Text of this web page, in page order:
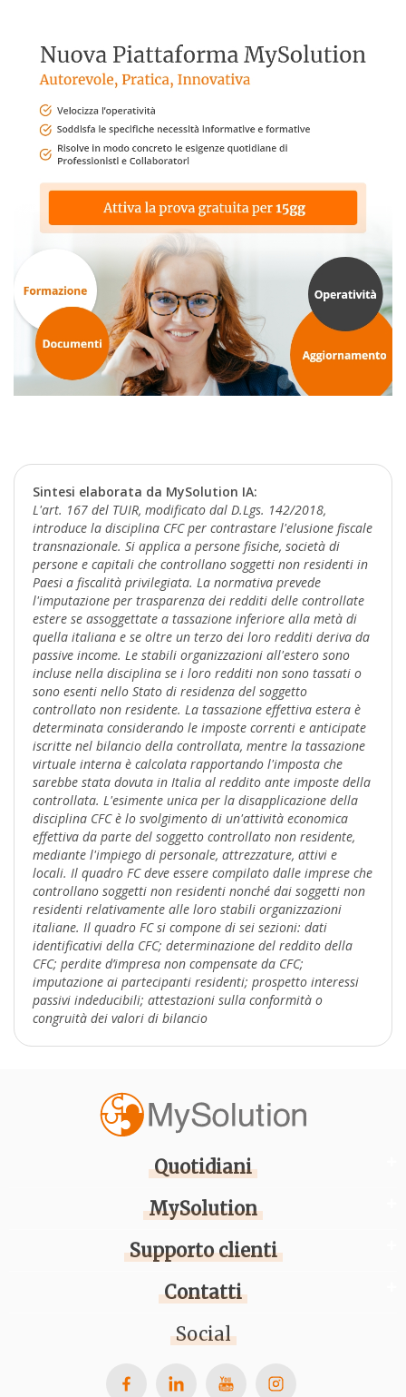
Sintesi elaborata da MySolution IA:
L'art. 167 del TUIR, modificato dal D.Lgs. 142/2018,
introduce la disciplina CFC per contrastare l'elusione fiscale
transnazionale. Si applica a persone fisiche, società di
persone e capitali che controllano soggetti non residenti in
Paesi a fiscalità privilegiata. La normativa prevede
l'imputazione per trasparenza dei redditi delle controllate
estere se assoggettate a tassazione inferiore alla metà di
quella italiana e se oltre un terzo dei loro redditi deriva da
passive income. Le stabili organizzazioni all'estero sono
incluse nella disciplina se i loro redditi non sono tassati o
sono esenti nello Stato di residenza del soggetto
controllato non residente. La tassazione effettiva estera è
determinata considerando le imposte correnti e anticipate
iscritte nel bilancio della controllata, mentre la tassazione
virtuale interna è calcolata rapportando l'imposta che
sarebbe stata dovuta in Italia al reddito ante imposte della
controllata. L'esimente unica per la disapplicazione della
disciplina CFC è lo svolgimento di un'attività economica
effettiva da parte del soggetto controllato non residente,
mediante l'impiego di personale, attrezzature, attivi e
locali. Il quadro FC deve essere compilato dalle imprese che
controllano soggetti non residenti nonché dai soggetti non
residenti relativamente alle loro stabili organizzazioni
italiane. Il quadro FC si compone di sei sezioni: dati
identificativi della CFC; determinazione del reddito della
CFC; perdite d’impresa non compensate da CFC;
imputazione ai partecipanti residenti; prospetto interessi
passivi indeducibili; attestazioni sulla conformità o
congruità dei valori di bilancio
Quotidiani
MySolution
Supporto clienti
Contatti
Social